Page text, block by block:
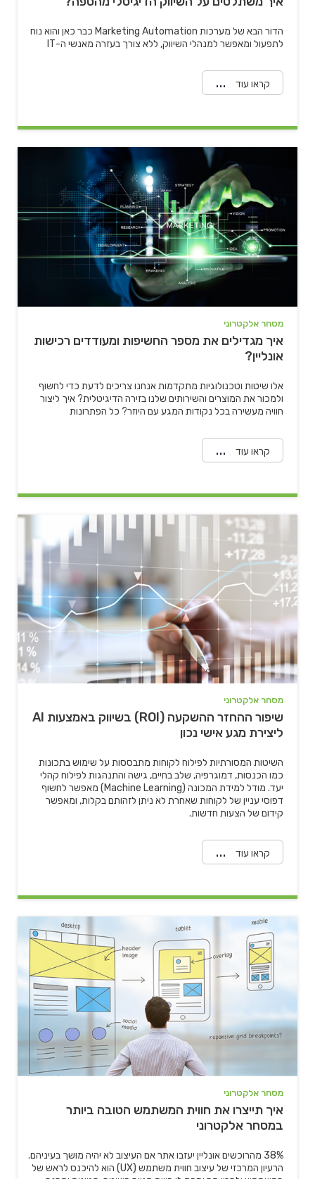
הדור הבא של מערכות Marketing Automation כבר כאן והוא נוח
לתפעול ומאפשר למנהלי השיווק, ללא צורך בעזרה מאנשי ה-IT
קראו עוד
מסחר אלקטרוני
איך מגדילים את מספר החשיפות ומעודדים רכישות
אונליין?
אלו שיטות וטכנולוגיות מתקדמות אנחנו צריכים לדעת כדי לחשוף
ולמכור את המוצרים והשירותים שלנו בזירה הדיגיטלית? איך ליצור
חוויה מעשירה בכל נקודות המגע עם היוזר? כל הפתרונות
קראו עוד
" alt="שיפור ההחזר ההשקעה (ROI) בשיווק באמצעות AI ליצירת מגע
אישי נכון">
מסחר אלקטרוני
שיפור ההחזר ההשקעה (ROI) בשיווק באמצעות AI
ליצירת מגע אישי נכון
השיטות המסורתיות לפילוח לקוחות מתבססות על שימוש בתכונות
כמו הכנסות, דמוגרפיה, שלב בחיים, גישה והתנהגות לפילוח קהלי
יעד. מודל למידת המכונה (Machine Learning) מאפשר לחשוף
דפוסי עניין של לקוחות שאחרת לא ניתן לזהותם בקלות, ומאפשר
קידום של הצעות חדשות.
קראו עוד
מסחר אלקטרוני
איך תייצרו את חווית המשתמש הטובה ביותר
במסחר אלקטרוני
38% מהרוכשים אונליין יעזבו אתר אם העיצוב לא יהיה מושך בעיניהם.
הרעיון המרכזי של עיצוב חווית משתמש (UX) הוא להיכנס לראש של